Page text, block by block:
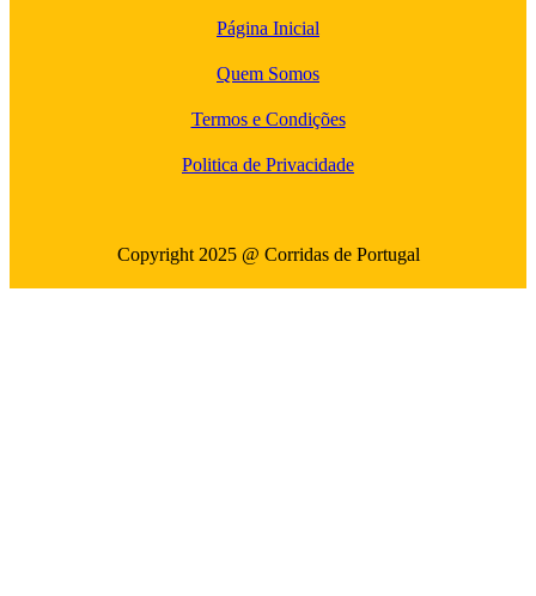
Página Inicial
Quem Somos
Termos e Condições
Politica de Privacidade
Copyright 2025 @ Corridas de Portugal